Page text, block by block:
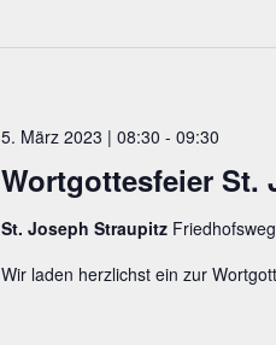
Wortgottesfeier St.
5. März 2023 | 08:30 - 09:30
St. Joseph Straupitz
Wir laden herzlichst ein zur